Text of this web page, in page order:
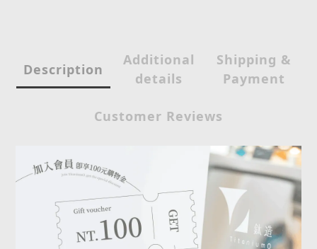
Description
Additional
details
Shipping &
Payment
Customer Reviews